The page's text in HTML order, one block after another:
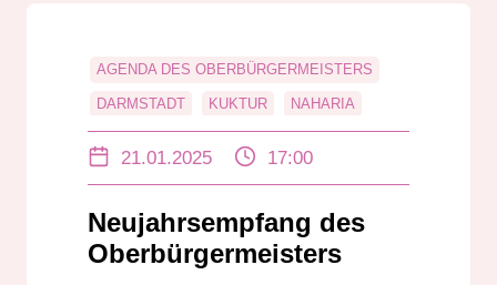
AGENDA DES OBERBÜRGERMEISTERS
DARMSTADT KUKTUR NAHARIA
VERKEHR
21.01.2025 17:00
Neujahrsempfang des
Oberbürgermeisters